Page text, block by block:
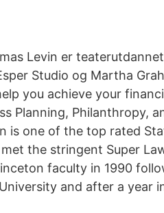
Levin er
Studio og Martha
you achieve your
Planning, Philanthropy,
is one of the top rated
the stringent Super
faculty in 1990
and after a year